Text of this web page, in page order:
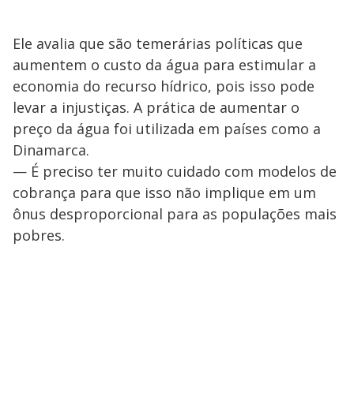
Ele avalia que são temerárias políticas que
aumentem o custo da água para estimular a
economia do recurso hídrico, pois isso pode
levar a injustiças. A prática de aumentar o
preço da água foi utilizada em países como a
Dinamarca.
— É preciso ter muito cuidado com modelos de
cobrança para que isso não implique em um
ônus desproporcional para as populações mais
pobres.